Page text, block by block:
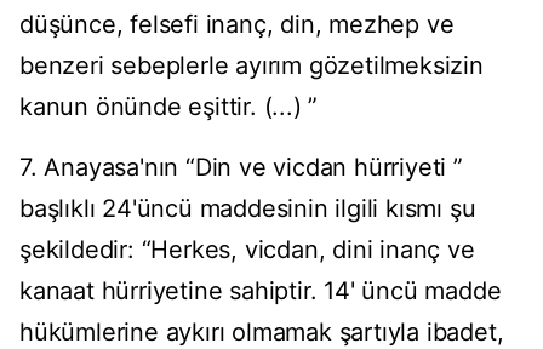
düşünce, felsefi inanç, din, mezhep ve
benzeri sebeplerle ayırım gözetilmeksizin
kanun önünde eşittir. (...) ”
7. Anayasa'nın “Din ve vicdan hürriyeti ”
başlıklı 24'üncü maddesinin ilgili kısmı şu
şekildedir: “Herkes, vicdan, dini inanç ve
kanaat hürriyetine sahiptir. 14' üncü madde
hükümlerine aykırı olmamak şartıyla ibadet,